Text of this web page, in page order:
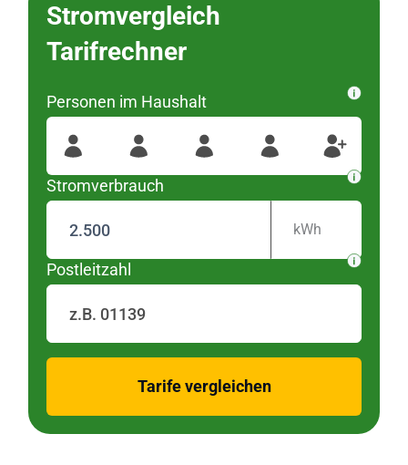
Stromvergleich
Tarifrechner
Personen im Haushalt
Stromverbrauch
kWh
Postleitzahl
Tarife vergleichen
Bitte wählen Sie
Ihren Ortsteil aus
Für Ihre Postleitzahl
#####
wurden diese
Regionen gefunden